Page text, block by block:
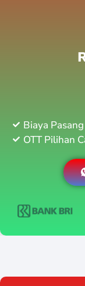
Biaya
OTT Pilihan